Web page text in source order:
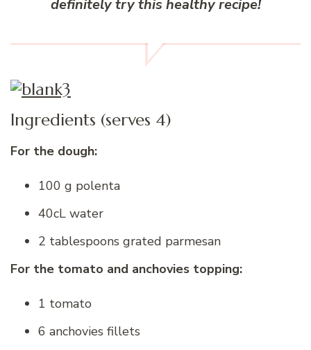
definitely try this healthy recipe!
Ingredients (serves 4)
For the dough:
100 g polenta
40cL water
2 tablespoons grated parmesan
For the tomato and anchovies topping:
1 tomato
6 anchovies fillets